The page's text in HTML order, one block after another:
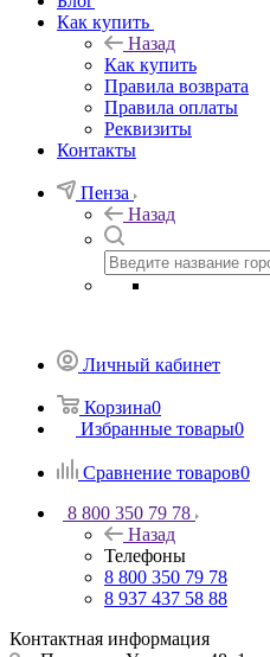
Как купить
Назад
Как купить
Правила возврата
Правила оплаты
Реквизиты
Контакты
Пенза
Назад
Личный кабинет
Корзина0
Избранные товары0
Сравнение товаров0
8 800 350 79 78
Назад
Телефоны
8 800 350 79 78
8 937 437 58 88
Контактная информация